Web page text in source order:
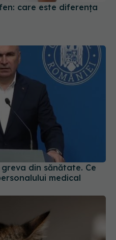
din sănătate. Ce
medical